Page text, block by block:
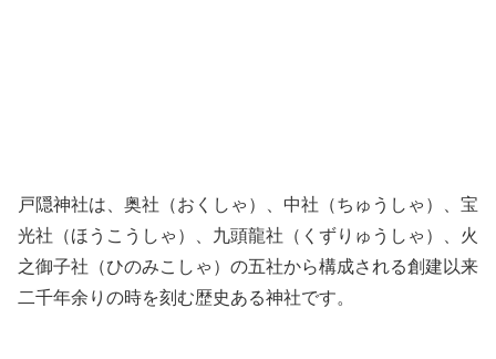
戸隠神社は、奥社（おくしゃ）、中社（ちゅうしゃ）、宝
光社（ほうこうしゃ）、九頭龍社（くずりゅうしゃ）、火
之御子社（ひのみこしゃ）の五社から構成される創建以来
二千年余りの時を刻む歴史ある神社です。